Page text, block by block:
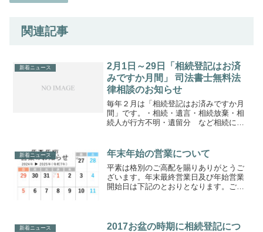
関連記事
新着ニュース
2月1日～29日「相続登記はお済
みですか月間」 司法書士無料法
律相談のお知らせ
毎年２月は「相続登記はお済みですか月
間」です。・相続・遺言・相続放棄・相
続人が行方不明・遺留分 など相続に関
め、お電話（053-576-2222）をお願いし
ます。
新着ニュース 年末年始の営業について
平素は格別のご高配を賜りありがとうご
ざいます。年末最終営業日及び年始営業
開始日は下記のとおりとなります。ご了
２５年０１月０６日（月）
新着ニュース
2017お盆の時期に相続登記につ